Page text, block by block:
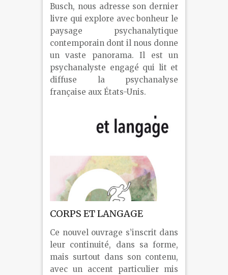
Busch, nous adresse son dernier
livre qui explore avec bonheur le
paysage psychanalytique
contemporain dont il nous donne
un vaste panorama. Il est un
psychanalyste engagé qui lit et
diffuse la psychanalyse
française aux États-Unis.
CORPS ET LANGAGE
Ce nouvel ouvrage s’inscrit dans
leur continuité, dans sa forme,
mais surtout dans son contenu,
avec un accent particulier mis